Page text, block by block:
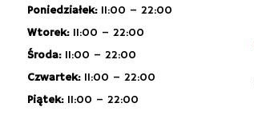
Poniedziałek:11:00 – 22:00
Wtorek:11:00 – 22:00
Środa:11:00 – 22:00
Czwartek:11:00 – 22:00
Piątek: 11:00 – 22:00